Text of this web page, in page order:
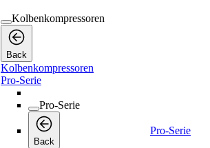
Kolbenkompressoren
Back
Kolbenkompressoren
Pro-Serie
Pro-Serie
Back
Pro-Serie